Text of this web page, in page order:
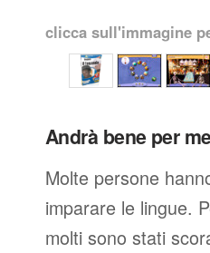
clicca sull'immagine
Andrà bene per
Molte persone
imparare le lingue.
molti sono stati